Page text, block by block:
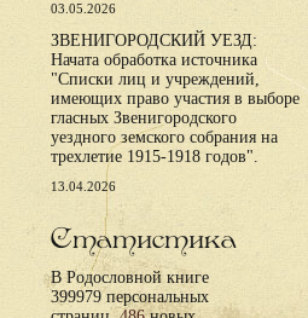
03.05.2026
ЗВЕНИГОРОДСКИЙ УЕЗД:
Начата обработка источника
"Списки лиц и учреждений,
имеющих право участия в выборе
гласных Звенигородского
уездного земского собрания на
трехлетие 1915-1918 годов".
13.04.2026
Статистика
В Родословной книге
399979 персональных